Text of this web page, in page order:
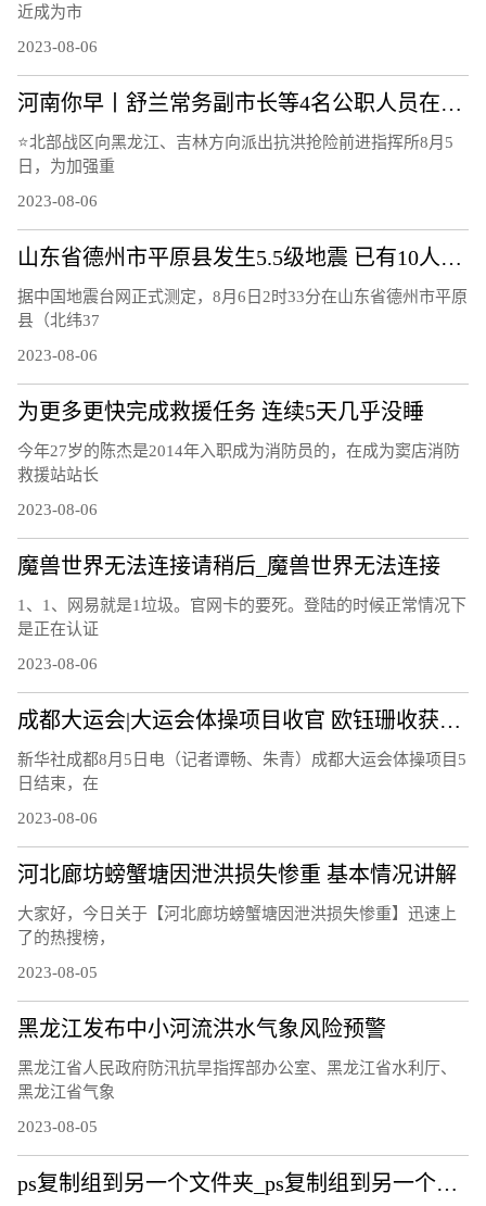
近成为市
2023-08-06
河南你早丨舒兰常务副市长等4名公职人员在抗洪抢险中失联；山东平原县发生5.5级地震；河南开打国产带状疱疹疫苗
⭐北部战区向黑龙江、吉林方向派出抗洪抢险前进指挥所8月5
日，为加强重
2023-08-06
山东省德州市平原县发生5.5级地震 已有10人受轻微伤
据中国地震台网正式测定，8月6日2时33分在山东省德州市平原
县（北纬37
2023-08-06
为更多更快完成救援任务 连续5天几乎没睡
今年27岁的陈杰是2014年入职成为消防员的，在成为窦店消防
救援站站长
2023-08-06
魔兽世界无法连接请稍后_魔兽世界无法连接
1、1、网易就是1垃圾。官网卡的要死。登陆的时候正常情况下
是正在认证
2023-08-06
成都大运会|大运会体操项目收官 欧钰珊收获第四金
新华社成都8月5日电（记者谭畅、朱青）成都大运会体操项目5
日结束，在
2023-08-06
河北廊坊螃蟹塘因泄洪损失惨重 基本情况讲解
大家好，今日关于【河北廊坊螃蟹塘因泄洪损失惨重】迅速上
了的热搜榜，
2023-08-05
黑龙江发布中小河流洪水气象风险预警
黑龙江省人民政府防汛抗旱指挥部办公室、黑龙江省水利厅、
黑龙江省气象
2023-08-05
ps复制组到另一个文件夹_ps复制组到另一个文件